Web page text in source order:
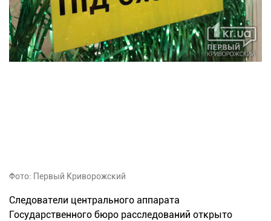
Фото: Первый Криворожский
Следователи центрального аппарата
Государственного бюро расследований открыто